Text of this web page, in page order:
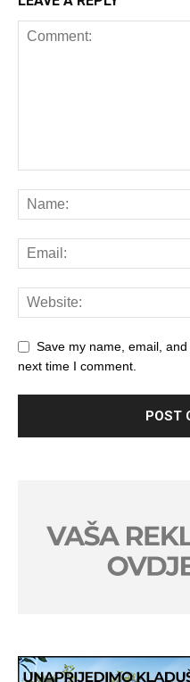
Save my name, email,
next time I comment.